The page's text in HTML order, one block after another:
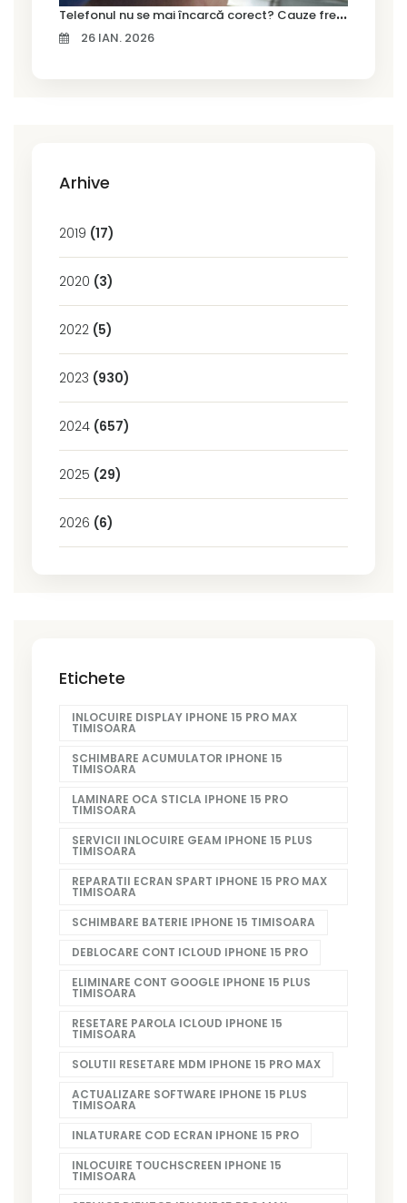
T
elefonul nu se mai încarcă corect? Cauze frecvente și soluții la service în Timișoara
26 IAN. 2026
Arhive
2019 (17)
2020 (3)
2022 (5)
2023 (930)
2024 (657)
2025 (29)
2026 (6)
Etichete
INLOCUIRE DISPLAY IPHONE 15 PRO MAX
TIMISOARA
SCHIMBARE ACUMULATOR IPHONE 15
TIMISOARA
LAMINARE OCA STICLA IPHONE 15 PRO
TIMISOARA
SERVICII INLOCUIRE GEAM IPHONE 15 PLUS
TIMISOARA
REPARATII ECRAN SPART IPHONE 15 PRO MAX
TIMISOARA
SCHIMBARE BATERIE IPHONE 15 TIMISOARA
DEBLOCARE CONT ICLOUD IPHONE 15 PRO
ELIMINARE CONT GOOGLE IPHONE 15 PLUS
TIMISOARA
RESETARE PAROLA ICLOUD IPHONE 15
TIMISOARA
SOLUTII RESETARE MDM IPHONE 15 PRO MAX
ACTUALIZARE SOFTWARE IPHONE 15 PLUS
TIMISOARA
INLATURARE COD ECRAN IPHONE 15 PRO
INLOCUIRE TOUCHSCREEN IPHONE 15
TIMISOARA